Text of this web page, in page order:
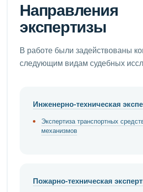
Направления
экспертизы
В работе были задействованы
следующим видам судебных
Инженерно-техническая
Экспертиза транспортных
механизмов
Пожарно-техническая